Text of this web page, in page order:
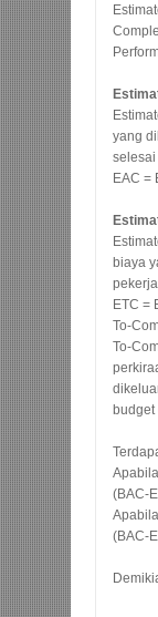
yang
selesai
EAC =
biaya
ETC =
To-
To-
(BAC-
(BAC-